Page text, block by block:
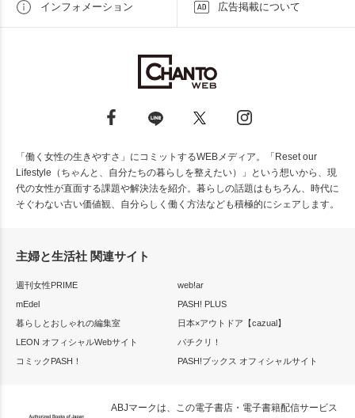
インフォメーション 広告掲載について
「働く女性の生きやすさ」にコミットするWEBメディア。「Reset our
Lifestyle（ちゃんと、自分たちの暮らしを整えたい）」という想いから、現
代の女性が直面する課題や解決法を紹介。暮らしの話題はもちろん、時代に
そぐわない古い価値観、自分らしく働く方法なども積極的にシェアします。
主婦と生活社 関連サイト
週刊女性PRIME
web!ar
mEdel
PASH! PLUS
暮らしとおしゃれの編集室
日本×アウトドア【cazual】
LEON オフィシャルWebサイト
パチクリ！
コミックPASH！
PASH!ブックス オフィシャルサイト
ABJマークは、この電子書店・電子書籍配信サービス